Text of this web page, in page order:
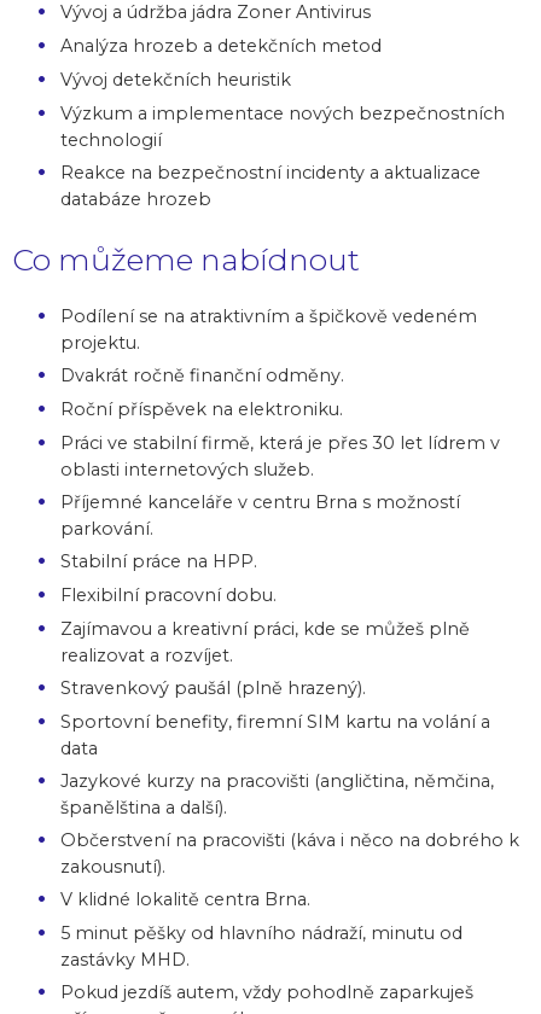
Vývoj a údržba jádra Zoner Antivirus
Analýza hrozeb a detekčních metod
Vývoj detekčních heuristik
Výzkum a implementace nových bezpečnostních
technologií
Reakce na bezpečnostní incidenty a aktualizace
databáze hrozeb
Co můžeme nabídnout
Podílení se na atraktivním a špičkově vedeném
projektu.
Dvakrát ročně finanční odměny.
Roční příspěvek na elektroniku.
Práci ve stabilní firmě, která je přes 30 let lídrem v
oblasti internetových služeb.
Příjemné kanceláře v centru Brna s možností
parkování.
Stabilní práce na HPP.
Flexibilní pracovní dobu.
Zajímavou a kreativní práci, kde se můžeš plně
realizovat a rozvíjet.
Stravenkový paušál (plně hrazený).
Sportovní benefity, firemní SIM kartu na volání a
data
Jazykové kurzy na pracovišti (angličtina, němčina,
španělština a další).
Občerstvení na pracovišti (káva i něco na dobrého k
zakousnutí).
V klidné lokalitě centra Brna.
5 minut pěšky od hlavního nádraží, minutu od
zastávky MHD.
Pokud jezdíš autem, vždy pohodlně zaparkuješ